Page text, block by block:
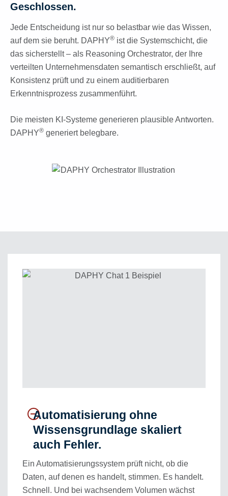
Geschlossen.
Jede Entscheidung ist nur so belastbar wie das Wissen,
auf dem sie beruht. DAPHY® ist die Systemschicht, die
das sicherstellt – als Reasoning Orchestrator, der Ihre
verteilten Unternehmensdaten semantisch erschließt, auf
Konsistenz prüft und zu einem auditierbaren
Erkenntnisprozess zusammenführt.
Die meisten KI-Systeme generieren plausible Antworten.
DAPHY® generiert belegbare.
Automatisierung ohne
Wissensgrundlage skaliert
auch Fehler.
Ein Automatisierungssystem prüft nicht, ob die
Daten, auf denen es handelt, stimmen. Es handelt.
Schnell. Und bei wachsendem Volumen wächst